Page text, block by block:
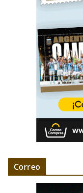
Correo